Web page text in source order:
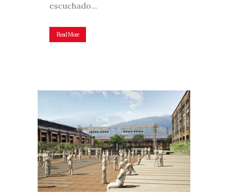
escuchado...
Read More